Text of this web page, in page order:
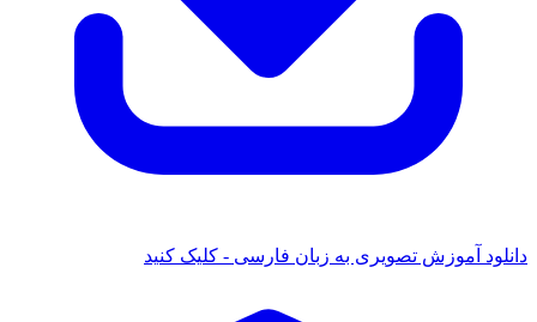
آموزش تصویری به زبان فارسی - کلیک کنید